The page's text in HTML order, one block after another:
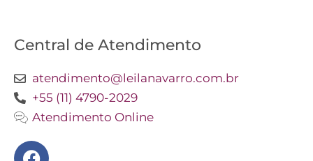
Central de Atendimento
atendimento@leilanavarro.com.br
+55 (11) 4790-2029
Atendimento Online
Facebook
Instagram
Twitter
Youtube
Linkedin
Slideshare